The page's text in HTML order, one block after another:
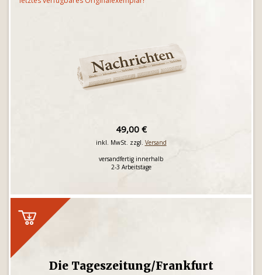
49,00 €
inkl. MwSt. zzgl. Versand
versandfertig innerhalb
2-3 Arbeitstage
Die Tageszeitung/Frankfurt